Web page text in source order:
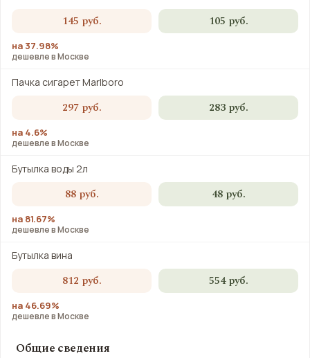
145 руб. 105 руб.
на 37.98%
дешевле в Москве
Пачка сигарет Marlboro
297 руб. 283 руб.
на 4.6%
дешевле в Москве
Бутылка воды 2л
88 руб. 48 руб.
на 81.67%
дешевле в Москве
Бутылка вина
812 руб. 554 руб.
на 46.69%
дешевле в Москве
Общие сведения